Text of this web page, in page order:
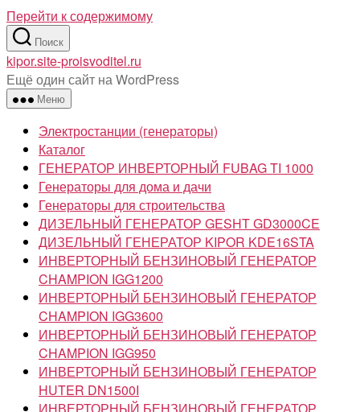
Перейти к содержимому
Поиск
kipor.site-proisvoditel.ru
Ещё один сайт на WordPress
Меню
Электростанции (генераторы)
Каталог
ГЕНЕРАТОР ИНВЕРТОРНЫЙ FUBAG TI 1000
Генераторы для дома и дачи
Генераторы для строительства
ДИЗЕЛЬНЫЙ ГЕНЕРАТОР GESHT GD3000CE
ДИЗЕЛЬНЫЙ ГЕНЕРАТОР KIPOR KDE16STA
ИНВЕРТОРНЫЙ БЕНЗИНОВЫЙ ГЕНЕРАТОР
CHAMPION IGG1200
ИНВЕРТОРНЫЙ БЕНЗИНОВЫЙ ГЕНЕРАТОР
CHAMPION IGG3600
ИНВЕРТОРНЫЙ БЕНЗИНОВЫЙ ГЕНЕРАТОР
CHAMPION IGG950
ИНВЕРТОРНЫЙ БЕНЗИНОВЫЙ ГЕНЕРАТОР
HUTER DN1500I